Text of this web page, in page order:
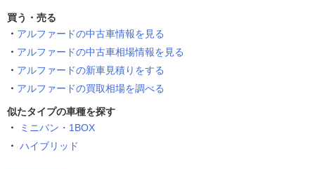
買う・売る
アルファードの中古車情報を見る
アルファードの中古車相場情報を見る
アルファードの新車見積りをする
アルファードの買取相場を調べる
似たタイプの車種を探す
ミニバン・1BOX
ハイブリッド